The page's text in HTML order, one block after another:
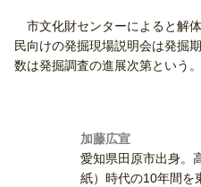
市文化財センターによると解
民向けの発掘現場説明会は発掘
数は発掘調査の進展次第という。
加藤広宣
愛知県田原市出身。
紙）時代の10年間を